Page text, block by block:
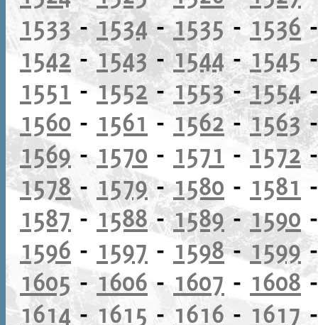
1533-1534-1535-1536
1542 -1543-1544-1545
1551 -1552-1553-1554
1560 - 1561 -1562-1563
1569- 1570 - 1571 - 1572
1578- 1579-1580 - 1581
1587- 1588-1589-1590
1596 - 1597 - 1598-1599
1605 -1606 - 1607 - 1608
1614- 1615 - 1616 - 1617